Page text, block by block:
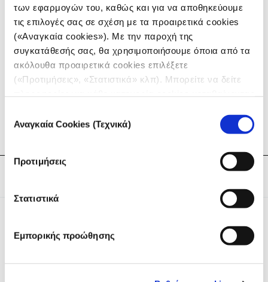
των εφαρμογών του, καθώς και για να αποθηκεύουμε
τις επιλογές σας σε σχέση με τα προαιρετικά cookies
(«Αναγκαία cookies»). Με την παροχή της
συγκατάθεσής σας, θα χρησιμοποιήσουμε όποια από τα
ακόλουθα προαιρετικά cookies επιλέξετε
(«Προτιμήσεις», «Στατιστικά» κλπ). Μπορείτε να δείτε
συγκατάθεσης
Αναγκαία Cookies (Τεχνικά)
Προτιμήσεις
Στατιστικά
Εμπορικής προώθησης
επίσης τη μονομέρεια της πρωτογενούς ενημέρωσης
και τη στάση των δυτικών ΜΜΕ στην κάλυψη του
πολέμου.
AKOYΣTE ΟΛΑ ΤΑ PODCAST ΣΤΟ IMEDD.ORG
Ισραήλ-Γάζα